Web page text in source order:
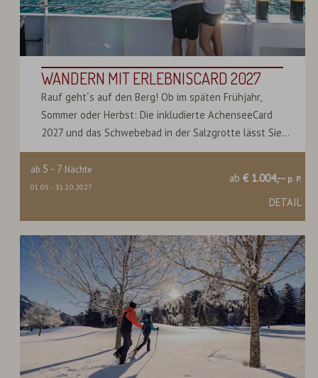
WANDERN MIT ERLEBNISCARD 2027
Rauf geht´s auf den Berg! Ob im späten Frühjahr,
Sommer oder Herbst: Die inkludierte AchenseeCard
2027 und das Schwebebad in der Salzgrotte lässt Sie...
ab 5 - 7 Nächte
01.05.- 31.10.2027
ab € 1.004,-- p. P.
DETAIL